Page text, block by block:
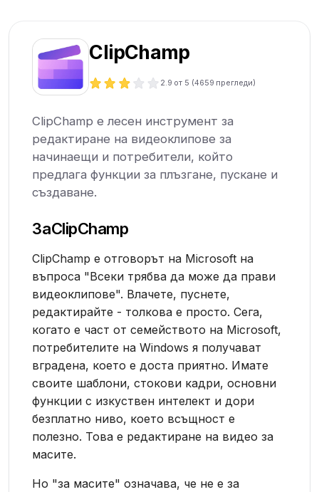
ClipChamp
2.9 от 5 (4659 прегледи)
ClipChamp е лесен инструмент за
редактиране на видеоклипове за
начинаещи и потребители, който
предлага функции за плъзгане, пускане и
създаване.
ЗаClipChamp
ClipChamp е отговорът на Microsoft на
въпроса "Всеки трябва да може да прави
видеоклипове". Влачете, пуснете,
редактирайте - толкова е просто. Сега,
когато е част от семейството на Microsoft,
потребителите на Windows я получават
вградена, което е доста приятно. Имате
своите шаблони, стокови кадри, основни
функции с изкуствен интелект и дори
безплатно ниво, което всъщност е
полезно. Това е редактиране на видео за
масите.
Но "за масите" означава, че не е за